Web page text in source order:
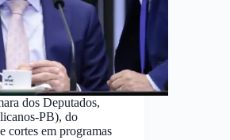
dos Deputados,
PB), do
cortes em programas